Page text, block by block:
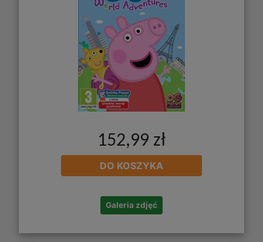
152,99 zł
DO KOSZYKA
Galeria zdjęć